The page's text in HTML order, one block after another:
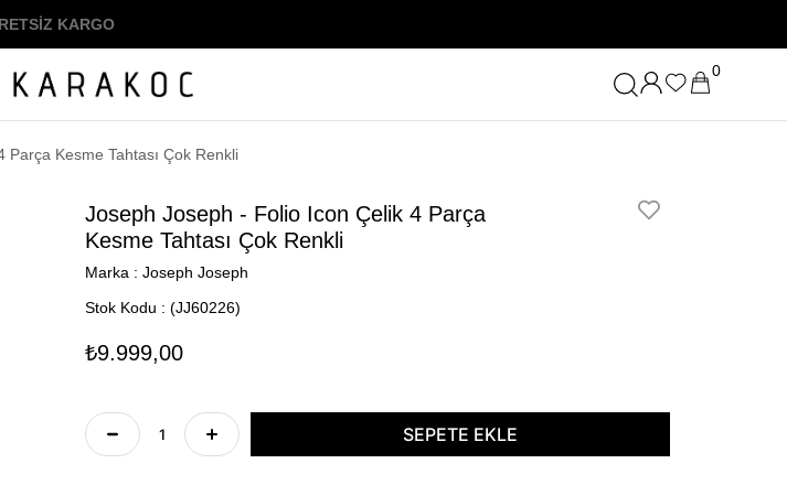
KARGO
0
Kesme Tahtası Çok Renkli
Joseph Joseph - Folio Icon Çelik 4 Parça
Kesme Tahtası Çok Renkli
Marka : Joseph Joseph
Stok Kodu
(JJ60226)
₺9.999,00